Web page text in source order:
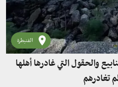
القنيطرة
والحقول التي غادرها أهلها
تغادرهم